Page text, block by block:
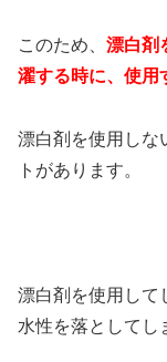
このため、 漂白剤
濯する時に、使用
漂白剤を使用しな
トがあります。
漂白剤を使用して
水性を落としてし